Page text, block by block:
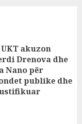
akuzon
Drenova dhe
Nano për
publike dhe